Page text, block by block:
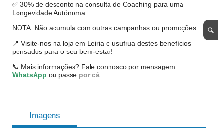
✅ 30% de desconto na consulta de Coaching para uma
Longevidade Autónoma
NOTA: Não acumula com outras campanhas ou promoções
📍 Visite-nos na loja em Leiria e usufrua destes benefícios
pensados para o seu bem-estar!
📞 Mais informações? Fale connosco por mensagem
WhatsApp ou passe por cá
Imagens